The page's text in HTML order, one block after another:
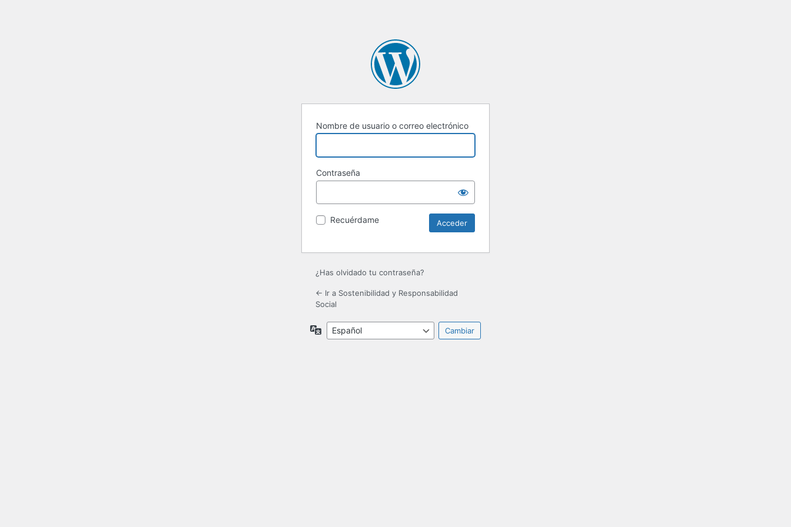
Nombre de usuario o correo electrónico
Contraseña
Recuérdame
¿Has olvidado tu contraseña?
← Ir a Sostenibilidad y Responsabilidad
Social
Idioma